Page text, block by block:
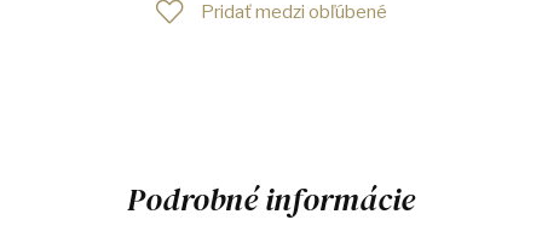
Pridať medzi obľúbené
Podrobné informácie